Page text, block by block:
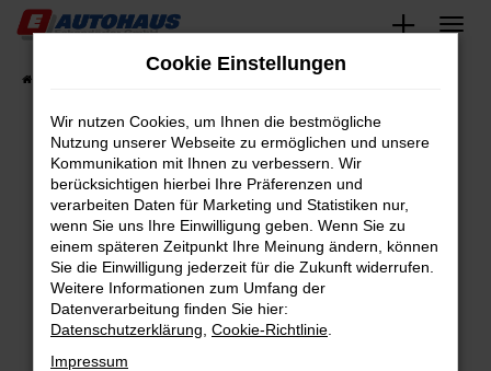
Zum
springen
Fahrzeugsuche
Fehler: Network Error
Beim Laden ist ein Fehler aufgetreten.
Hier sind ein paar Tipps, die dir helfen können:
Überprüfe deine Firewall und deine
Internetverbindung.
Laden andere Webseiten, zum Beispiel deine
Suchmaschine?
Cookie Einstellungen
Wir nutzen Cookies, um Ihnen die bestmögliche
Nutzung unserer Webseite zu ermöglichen und unsere
Kommunikation mit Ihnen zu verbessern. Wir
berücksichtigen hierbei Ihre Präferenzen und
verarbeiten Daten für Marketing und Statistiken nur,
wenn Sie uns Ihre Einwilligung geben. Wenn Sie zu
einem späteren Zeitpunkt Ihre Meinung ändern, können
Sie die Einwilligung jederzeit für die Zukunft widerrufen.
Weitere Informationen zum Umfang der
Datenverarbeitung finden Sie hier:
Datenschutzerklärung Cookie-Richtlinie
Impressum